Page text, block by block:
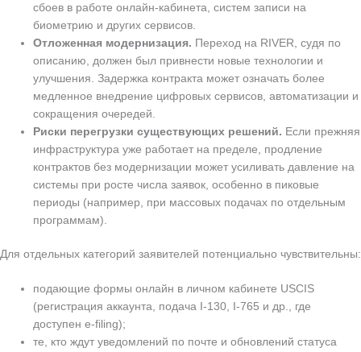
сбоев в работе онлайн‑кабинета, систем записи на
биометрию и других сервисов.
Отложенная модернизация. Переход на RIVER, судя по
описанию, должен был привнести новые технологии и
улучшения. Задержка контракта может означать более
медленное внедрение цифровых сервисов, автоматизации и
сокращения очередей.
Риски перегрузки существующих решений. Если прежняя
инфраструктура уже работает на пределе, продление
контрактов без модернизации может усиливать давление на
системы при росте числа заявок, особенно в пиковые
периоды (например, при массовых подачах по отдельным
программам).
Для отдельных категорий заявителей потенциально чувствительны:
подающие формы онлайн в личном кабинете USCIS
(регистрация аккаунта, подача I‑130, I‑765 и др., где
доступен e‑filing);
те, кто ждут уведомлений по почте и обновлений статуса